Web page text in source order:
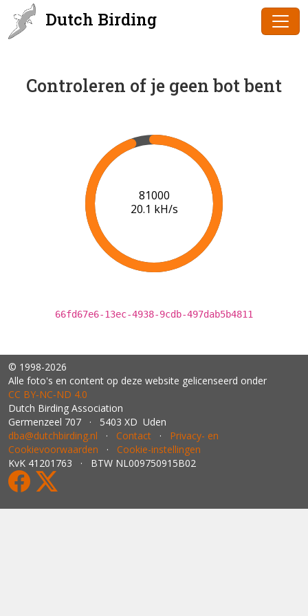
Dutch Birding
Controleren of je geen bot bent
83000
20.2 kH/s
66fd67e6-13ec-4938-9cdb-497dab5b4811
© 1998-2026
Alle foto's en content op deze website gelicenseerd onder
CC BY‑NC‑ND 4.0
Dutch Birding Association
Germenzeel 707 · 5403 XD Uden
dba@dutchbirding.nl · Contact · Privacy- en
Cookievoorwaarden · Cookie-instellingen
KvK 41201763 · BTW NL009750915B02